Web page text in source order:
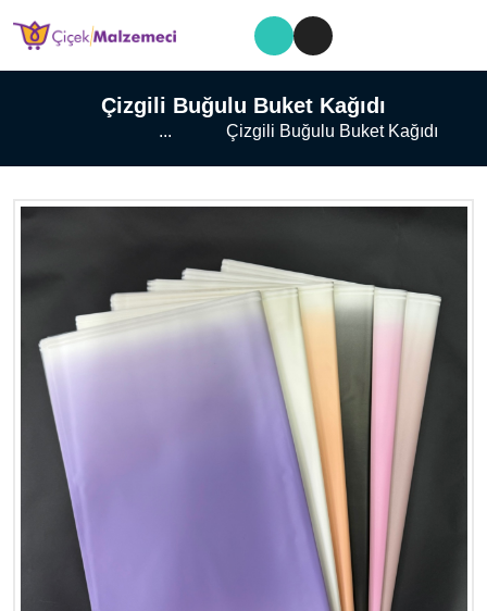
Çizgili Buğulu Buket Kağıdı
... Çizgili Buğulu Buket Kağıdı